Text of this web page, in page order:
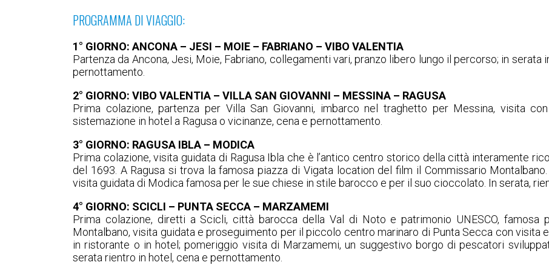
PROGRAMMA DI VIAGGIO:
1° GIORNO: ANCONA – JESI – MOIE – FABRIANO – VIBO VALENTIA
Partenza da Ancona, Jesi, Moie, Fabriano, collegamenti vari, pranzo libero lungo il percorso; in serata
pernottamento.
2° GIORNO: VIBO VALENTIA – VILLA SAN GIOVANNI – MESSINA – RAGUSA
Prima colazione, partenza per Villa San Giovanni, imbarco nel traghetto per Messina, visita
sistemazione in hotel a Ragusa o vicinanze, cena e pernottamento.
3° GIORNO: RAGUSA IBLA – MODICA
Prima colazione, visita guidata di Ragusa Ibla che è l’antico centro storico della città interamente
del 1693. A Ragusa si trova la famosa piazza di Vigata location del film il Commissario
visita guidata di Modica famosa per le sue chiese in stile barocco e per il suo cioccolato. In serata,
4° GIORNO: SCICLI – PUNTA SECCA – MARZAMEMI
Prima colazione, diretti a Scicli, città barocca della Val di Noto e patrimonio UNESCO, famosa
Montalbano, visita guidata e proseguimento per il piccolo centro marinaro di Punta Secca con visita
in ristorante o in hotel; pomeriggio visita di Marzamemi, un suggestivo borgo di pescatori
serata rientro in hotel, cena e pernottamento.